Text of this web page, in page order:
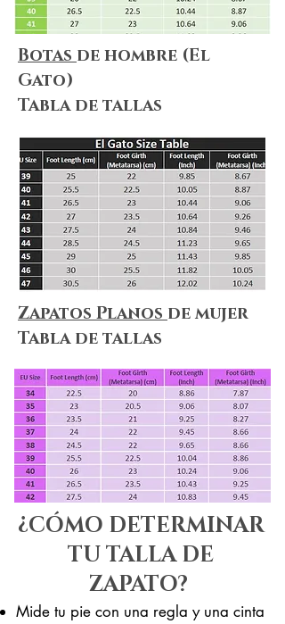
Botas de hombre (El
Gato)
Tabla de tallas
Zapatos Planos de mujer
Tabla de tallas
¿CÓMO DETERMINAR
TU TALLA DE
ZAPATO?
Mide tu pie con una regla y una cinta